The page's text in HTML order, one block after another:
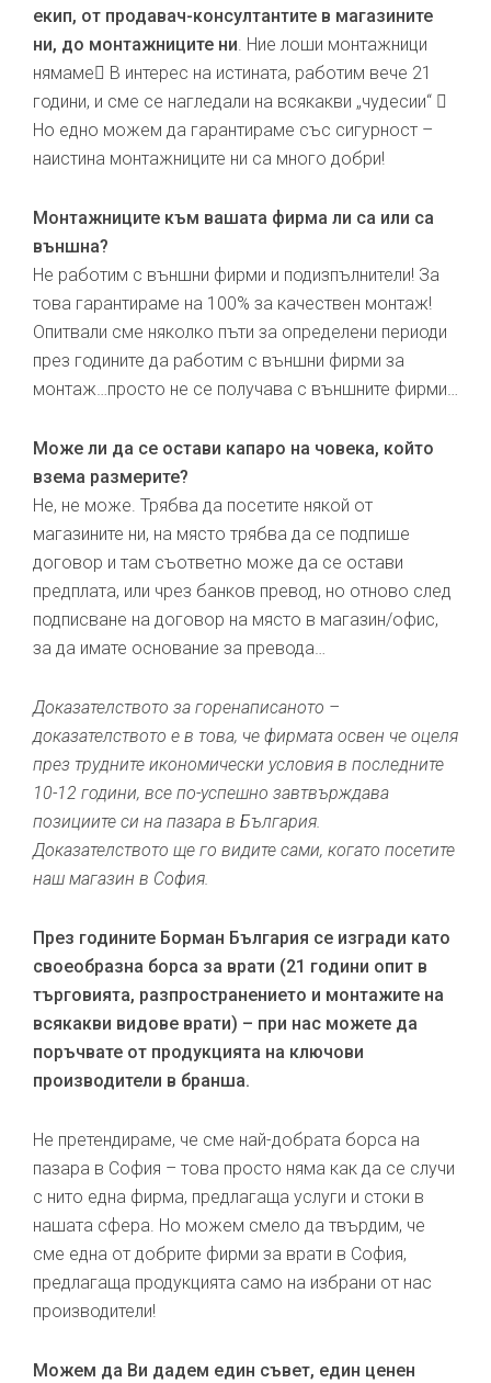
екип, от продавач-консултантите в магазините
ни, до монтажниците ни. Ние лоши монтажници
нямаме В интерес на истината, работим вече 21
години, и сме се нагледали на всякакви „чудесии“ 
Но едно можем да гарантираме със сигурност –
наистина монтажниците ни са много добри!
Монтажниците към вашата фирма ли са или са
външна?
Не работим с външни фирми и подизпълнители! За
това гарантираме на 100% за качествен монтаж!
Опитвали сме няколко пъти за определени периоди
през годините да работим с външни фирми за
монтаж…просто не се получава с външните фирми…
Може ли да се остави капаро на човека, който
взема размерите?
Не, не може. Трябва да посетите някой от
магазините ни, на място трябва да се подпише
договор и там съответно може да се остави
предплата, или чрез банков превод, но отново след
подписване на договор на място в магазин/офис,
за да имате основание за превода…
Доказателството за горенаписаното –
доказателството е в това, че фирмата освен че оцеля
през трудните икономически условия в последните
10-12 години, все по-успешно завтвърждава
позициите си на пазара в България.
Доказателството ще го видите сами, когато посетите
наш магазин в София.
През годините Борман България се изгради като
своеобразна борса за врати (21 години опит в
търговията, разпространението и монтажите на
всякакви видове врати) – при нас можете да
поръчвате от продукцията на ключови
производители в бранша.
Не претендираме, че сме най-добрата борса на
пазара в София – това просто няма как да се случи
с нито една фирма, предлагаща услуги и стоки в
нашата сфера. Но можем смело да твърдим, че
сме една от добрите фирми за врати в София,
предлагаща продукцията само на избрани от нас
производители!
Можем да Ви дадем един съвет, един ценен